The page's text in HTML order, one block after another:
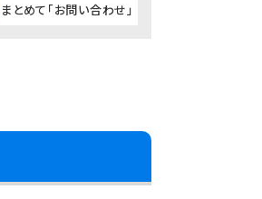
まとめて「お問い合わせ」